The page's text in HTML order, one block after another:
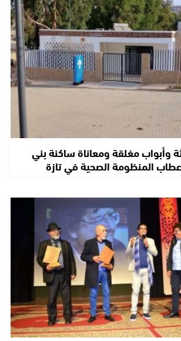
وأبواب مغلقة ومعاناة ساكنة بني
المنظومة الصحية في تازة